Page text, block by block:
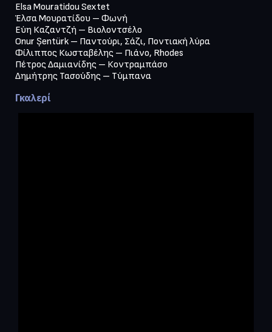
Elsa Mouratidou Sextet
Έλσα Μουρατίδου – Φωνή
Εύη Καζαντζή – Βιολοντσέλο
Onur Șentürk – Παντούρι, Σάζι, Ποντιακή λύρα
Φίλιππος Κωσταβέλης – Πιάνο, Rhodes
Πέτρος Δαμιανίδης – Κοντραμπάσο
Δημήτρης Τασούδης – Τύμπανα
Γκαλερί